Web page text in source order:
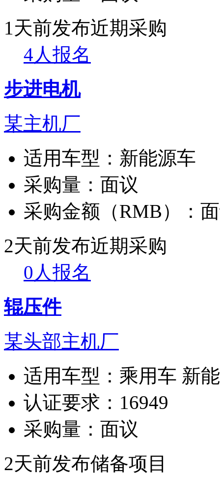
1天前发布近期采购
4人报名
步进电机
某主机厂
适用车型： 新能源车
采购量： 面议
采购金额（RMB）：
2天前发布近期采购
0人报名
辊压件
某头部主机厂
适用车型： 乘用车 新
认证要求： 16949
采购量： 面议
2天前发布储备项目